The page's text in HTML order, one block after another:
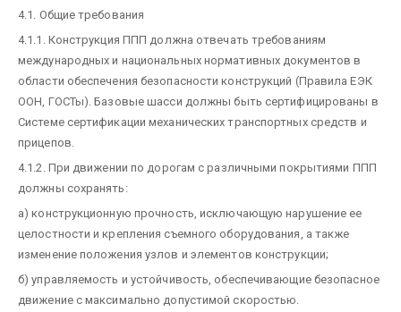
4.1. Общие требования
4.1.1. Конструкция ППП должна отвечать требованиям
международных и национальных нормативных документов в
области обеспечения безопасности конструкций (Правила ЕЭК
ООН, ГОСТы). Базовые шасси должны быть сертифицированы в
Системе сертификации механических транспортных средств и
прицепов.
4.1.2. При движении по дорогам с различными покрытиями ППП
должны сохранять:
а) конструкционную прочность, исключающую нарушение ее
целостности и крепления съемного оборудования, а также
изменение положения узлов и элементов конструкции;
б) управляемость и устойчивость, обеспечивающие безопасное
движение с максимально допустимой скоростью.